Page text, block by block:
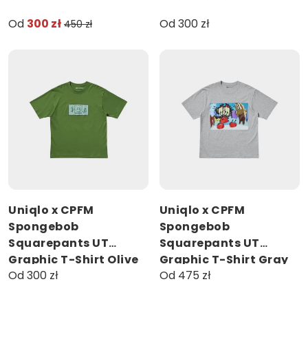
Od 300 zł 450 zł Od 300 zł
Uniqlo x CPFM
Spongebob
Squarepants UT
Graphic T-Shirt Olive
Od 300 zł
Uniqlo x CPFM
Spongebob
Squarepants UT
Graphic T-Shirt Gray
Od 475 zł